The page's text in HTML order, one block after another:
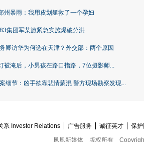
州暴雨：我用皮划艇救了一个孕妇
集团军某旅紧急实施爆破分洪
卿访华为何选在天津？外交部：两个原因
被淹后，小男孩在路口指路，7位摄影师...
细节：凶手欲靠悲情蒙混 警方现场勘察发现...
系 Investor Relations 广告服务 诚征英才 保护
凤凰新媒体
版权所有